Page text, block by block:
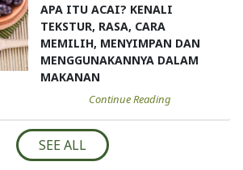
APA ITU ACAI? KENALI
TEKSTUR, RASA, CARA
MEMILIH, MENYIMPAN DAN
MENGGUNAKANNYA DALAM
MAKANAN
Continue Reading
SEE ALL